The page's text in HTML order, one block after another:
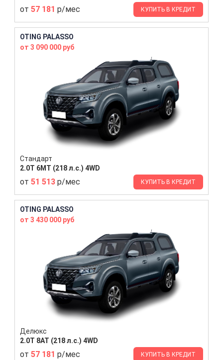
от 57 181 р/мес КУПИТЬ В КРЕДИТ
OTING PALASSO
от 3 090 000 руб
Стандарт
2.0T 6MT (218 л.с.) 4WD
от 51 513 р/мес КУПИТЬ В КРЕДИТ
OTING PALASSO
от 3 430 000 руб
Делюкс
2.0T 8AT (218 л.с.) 4WD
от 57 181 р/мес КУПИТЬ В КРЕДИТ